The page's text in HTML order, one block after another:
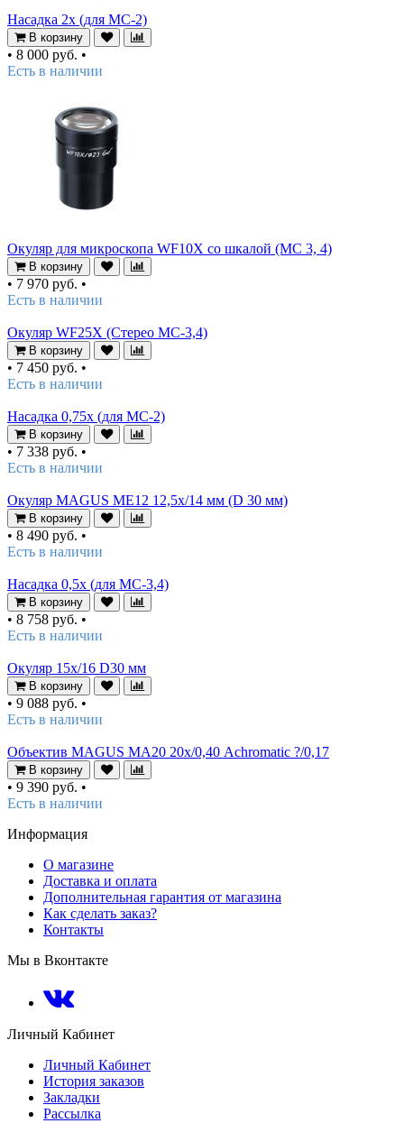
Насадка 2х (для MC-2)
В корзину
• 8 000 руб. •
Есть в наличии
Окуляр для микроскопа WF10X со шкалой (MC 3, 4)
В корзину
• 7 970 руб. •
Есть в наличии
Окуляр WF25X (Стерео МС-3,4)
В корзину
• 7 450 руб. •
Есть в наличии
Насадка 0,75х (для MC-2)
В корзину
• 7 338 руб. •
Есть в наличии
Окуляр MAGUS ME12 12,5х/14 мм (D 30 мм)
В корзину
• 8 490 руб. •
Есть в наличии
Насадка 0,5х (для MC-3,4)
В корзину
• 8 758 руб. •
Есть в наличии
Окуляр 15х/16 D30 мм
В корзину
• 9 088 руб. •
Есть в наличии
Объектив MAGUS MA20 20х/0,40 Achromatic ?/0,17
В корзину
• 9 390 руб. •
Есть в наличии
Информация
О магазине
Доставка и оплата
Дополнительная гарантия от магазина
Как сделать заказ?
Контакты
Мы в Вконтакте
Личный Кабинет
Личный Кабинет
История заказов
Закладки
Рассылка